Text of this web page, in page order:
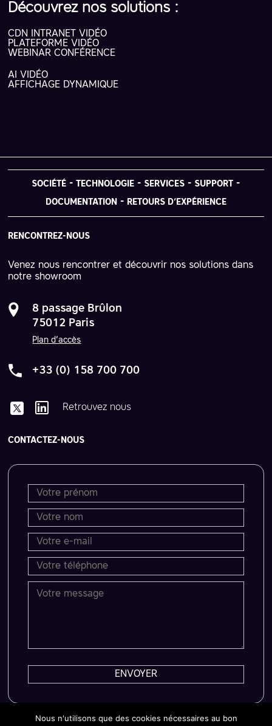
Découvrez nos solutions :
CDN INTRANET VIDÉO
PLATEFORME VIDÉO
WEBINAR CONFÉRENCE
AI VIDÉO
AFFICHAGE DYNAMIQUE
SOCIÉTÉ TECHNOLOGIE SERVICES SUPPORT
DOCUMENTATION RETOURS D’EXPÉRIENCE
RENCONTREZ-NOUS
Venez nous rencontrer et découvrir nos solutions dans
notre showroom
8 passage Brûlon
75012 Paris
Plan d’accès
+33 (0) 158 700 700
Retrouvez nous
CONTACTEZ-NOUS
Nous n'utilisons que des cookies nécessaires au bon